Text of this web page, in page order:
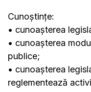
Cunoştinţe:
• cunoaşterea
• cunoașterea
publice;
• cunoașterea
reglementează